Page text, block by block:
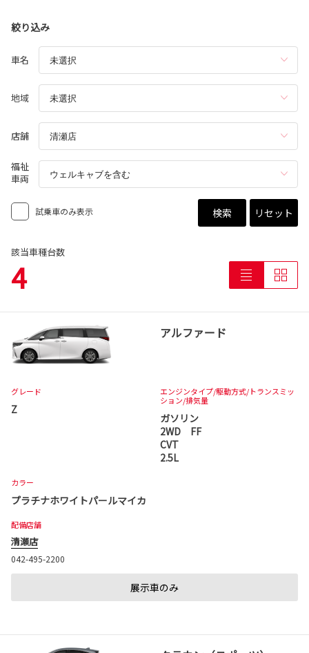
絞り込み
車名
地域
店舗
福祉
車両
試乗車のみ表示 検索 リセット
該当車種台数
4
アルファード
グレード
Z
エンジンタイプ/駆動方式/トランスミッ
ション/排気量
ガソリン
2WD FF
CVT
2.5L
カラー
プラチナホワイトパールマイカ
配備店舗
清瀬店
042-495-2200
展示車のみ